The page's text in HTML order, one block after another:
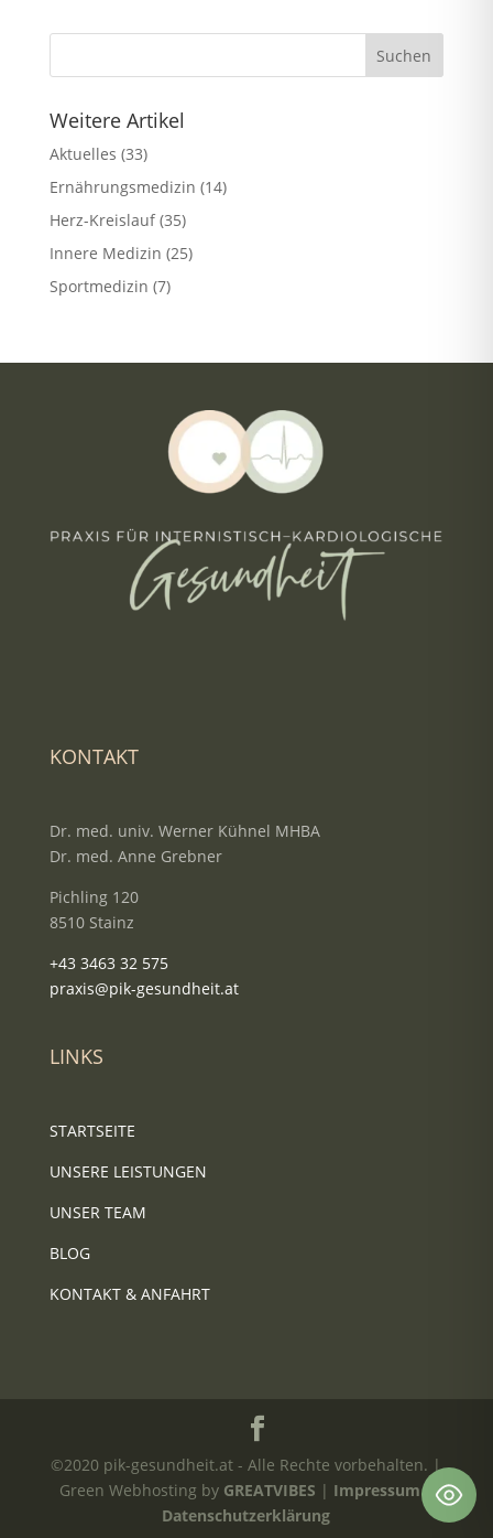
Weitere Artikel
Aktuelles (33)
Ernährungsmedizin (14)
Herz-Kreislauf(35)
Innere Medizin (25)
Sportmedizin (7)
KONTAKT
Dr. med. univ. Werner Kühnel MHBA
Dr. med. Anne Grebner
Pichling 120
8510 Stainz
+43 3463 32 575
praxis@pik-gesundheit.at
LINKS
STARTSEITE
UNSERE LEISTUNGEN
UNSER TEAM
BLOG
KONTAKT & ANFAHRT
©2020 pik-gesundheit.at - Alle Rechte vorbehalten. |
Green Webhosting by GREATVIBES | Impressum|
Datenschutzerklärung